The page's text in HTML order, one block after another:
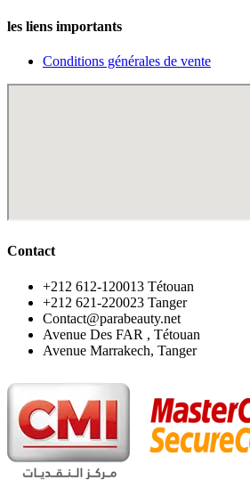
les liens importants
Conditions générales de vente
Contact
‪+212 612-120013 Tétouan
‪+212 621-220023 Tanger
Contact@parabeauty.net
Avenue Des FAR , Tétouan
Avenue Marrakech, Tanger